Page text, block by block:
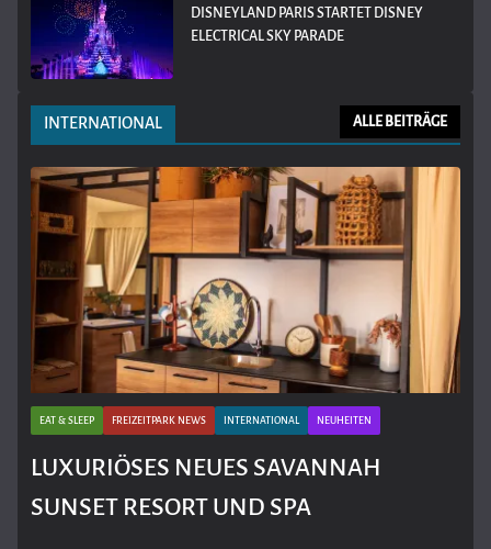
DISNEYLAND PARIS STARTET DISNEY
ELECTRICAL SKY PARADE
INTERNATIONAL ALLE BEITRÄGE
EAT & SLEEP FREIZEITPARK NEWS INTERNATIONAL NEUHEITEN
LUXURIÖSES NEUES SAVANNAH
SUNSET RESORT UND SPA